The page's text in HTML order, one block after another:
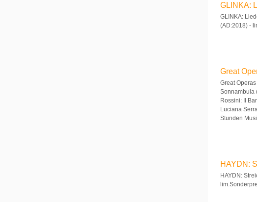
GLINKA:
GLINKA:
(AD:2018) -
Great
Great
Sonnambula
Rossini: Il
Luciana
Stunden
HAYDN:
HAYDN: